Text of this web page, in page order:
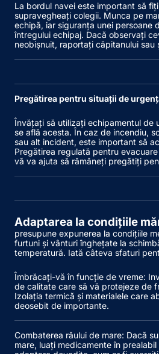
La bordul navei este important să
supravegheați colegii. Munca pe
echipă, iar siguranța unei persoane
întregului echipaj. Dacă observați
neobișnuit, raportați căpitanului sau
Pregătirea pentru situații de
Învățați să utilizați echipamentul de
se află acesta. În caz de incendiu,
sau alt incident, este important să
Pregătirea regulată pentru
vă va ajuta să rămâneți pregătiți
Adaptarea la condițiile
presupune expunerea la condițiile
furtuni și vânturi înghețate la
temperatură. Iată câteva sfaturi
Îmbrăcați-vă în funcție de vreme:
de calitate care să vă protejeze de
Izolația termică și materialele care
deosebit de importante.
Combaterea răului de mare: Dacă
mare, luați medicamente în